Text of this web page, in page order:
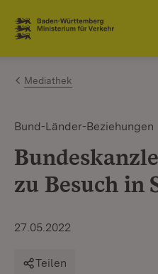
Zum Inhalt springen
Link zur Startseite
Mediathek
Bund-Länder-Beziehungen
zu Besuch in
27.05.2022
Teilen